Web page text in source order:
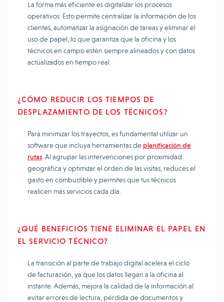
La forma más eficiente es digitalizar los procesos
operativos. Esto permite centralizar la información de los
clientes, automatizar la asignación de tareas y eliminar el
uso de papel, lo que garantiza que la oficina y los
técnicos en campo estén siempre alineados y con datos
actualizados en tiempo real.
¿CÓMO REDUCIR LOS TIEMPOS DE
DESPLAZAMIENTO DE LOS TÉCNICOS?
Para minimizar los trayectos, es fundamental utilizar un
software que incluya herramientas deplanificación de
rutas . Al agrupar las intervenciones por proximidad
geográfica y optimizar el orden de las visitas, reduces el
gasto en combustible y permites que tus técnicos
realicen más servicios cada día.
¿QUÉ BENEFICIOS TIENE ELIMINAR EL PAPEL EN
EL SERVICIO TÉCNICO?
La transición al parte de trabajo digital acelera el ciclo
de facturación, ya que los datos llegan a la oficina al
instante. Además, mejora la calidad de la información al
evitar errores de lectura, pérdida de documentos y